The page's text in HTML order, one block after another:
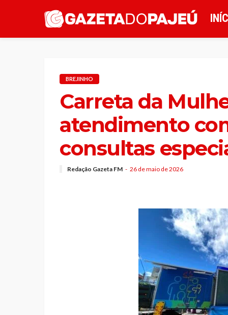
BREJINHO
Carreta da
atendimento
consultas
Redação Gazeta FM 26 de maio de 2026